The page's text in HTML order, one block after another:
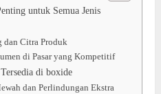
untuk Semua Jenis
Citra Produk
di Pasar yang Kompetitif
di boxide
dan Perlindungan Ekstra